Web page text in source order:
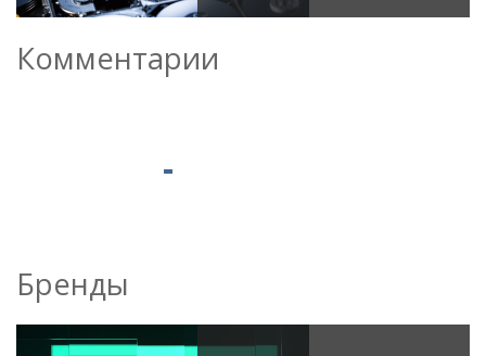
Комментарии
Бренды